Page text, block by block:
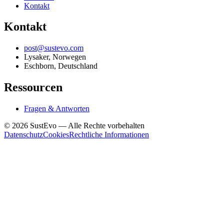
Kontakt
Kontakt
post@sustevo.com
Lysaker, Norwegen
Eschborn, Deutschland
Ressourcen
Fragen & Antworten
© 2026 SustEvo — Alle Rechte vorbehalten
DatenschutzCookiesRechtliche Informationen